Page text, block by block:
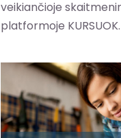
veikiančioje
platformoje